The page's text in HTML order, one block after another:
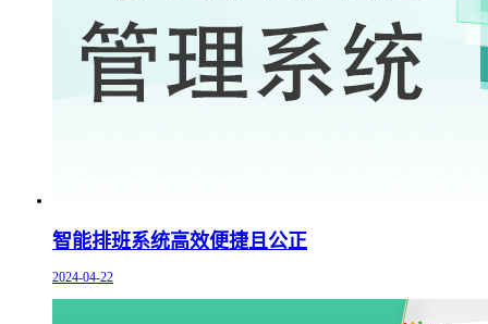
智能排班系统高效便捷且公正
2024-04-22